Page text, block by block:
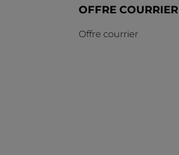
OFFRE COURRIER
Offre courrier